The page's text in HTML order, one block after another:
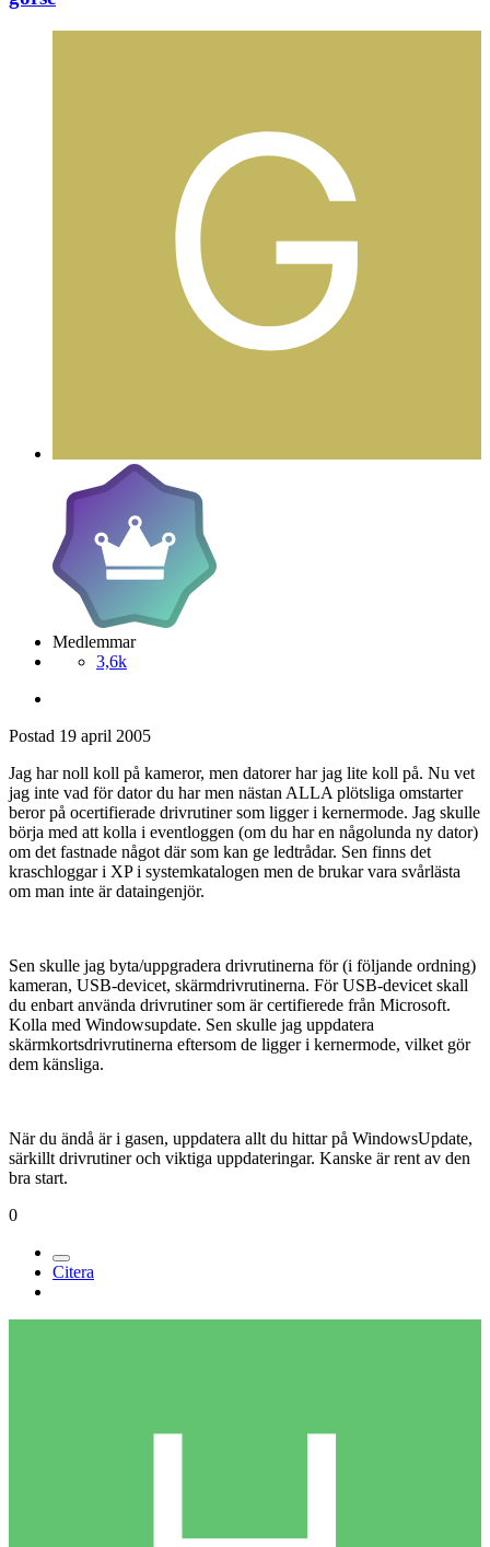
Medlemmar
3,6k
Postad 19 april 2005
Jag har noll koll på kameror, men datorer har jag lite koll på. Nu vet
jag inte vad för dator du har men nästan ALLA plötsliga omstarter
beror på ocertifierade drivrutiner som ligger i kernermode. Jag skulle
börja med att kolla i eventloggen (om du har en någolunda ny dator)
om det fastnade något där som kan ge ledtrådar. Sen finns det
kraschloggar i XP i systemkatalogen men de brukar vara svårlästa
om man inte är dataingenjör.
Sen skulle jag byta/uppgradera drivrutinerna för (i följande ordning)
kameran, USB-devicet, skärmdrivrutinerna. För USB-devicet skall
du enbart använda drivrutiner som är certifierede från Microsoft.
Kolla med Windowsupdate. Sen skulle jag uppdatera
skärmkortsdrivrutinerna eftersom de ligger i kernermode, vilket gör
dem känsliga.
När du ändå är i gasen, uppdatera allt du hittar på WindowsUpdate,
särkillt drivrutiner och viktiga uppdateringar. Kanske är rent av den
bra start.
0
Citera